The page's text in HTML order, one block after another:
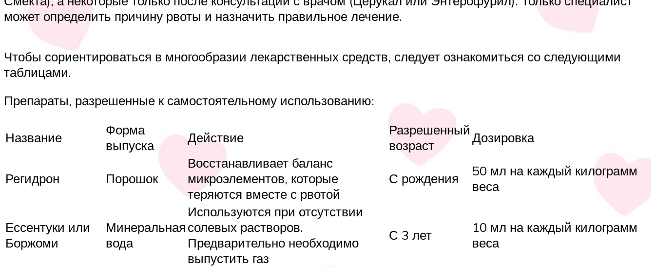
может определить причину рвоты и назначить правильное лечение.
Чтобы сориентироваться в многообразии лекарственных средств, следует ознакомиться со следующими
таблицами.
Препараты, разрешенные к самостоятельному использованию:
Название
Форма
выпуска
Действие
Разрешенный
возраст
Дозировка
Регидрон Порошок
Восстанавливает баланс
микроэлементов, которые
теряются вместе с рвотой
С рождения
50 мл на каждый килограмм
веса
Ессентуки или
Боржоми
Минеральная
вода
Используются при отсутствии
солевых растворов.
Предварительно необходимо
выпустить газ
С 3 лет
10 мл на каждый килограмм
веса